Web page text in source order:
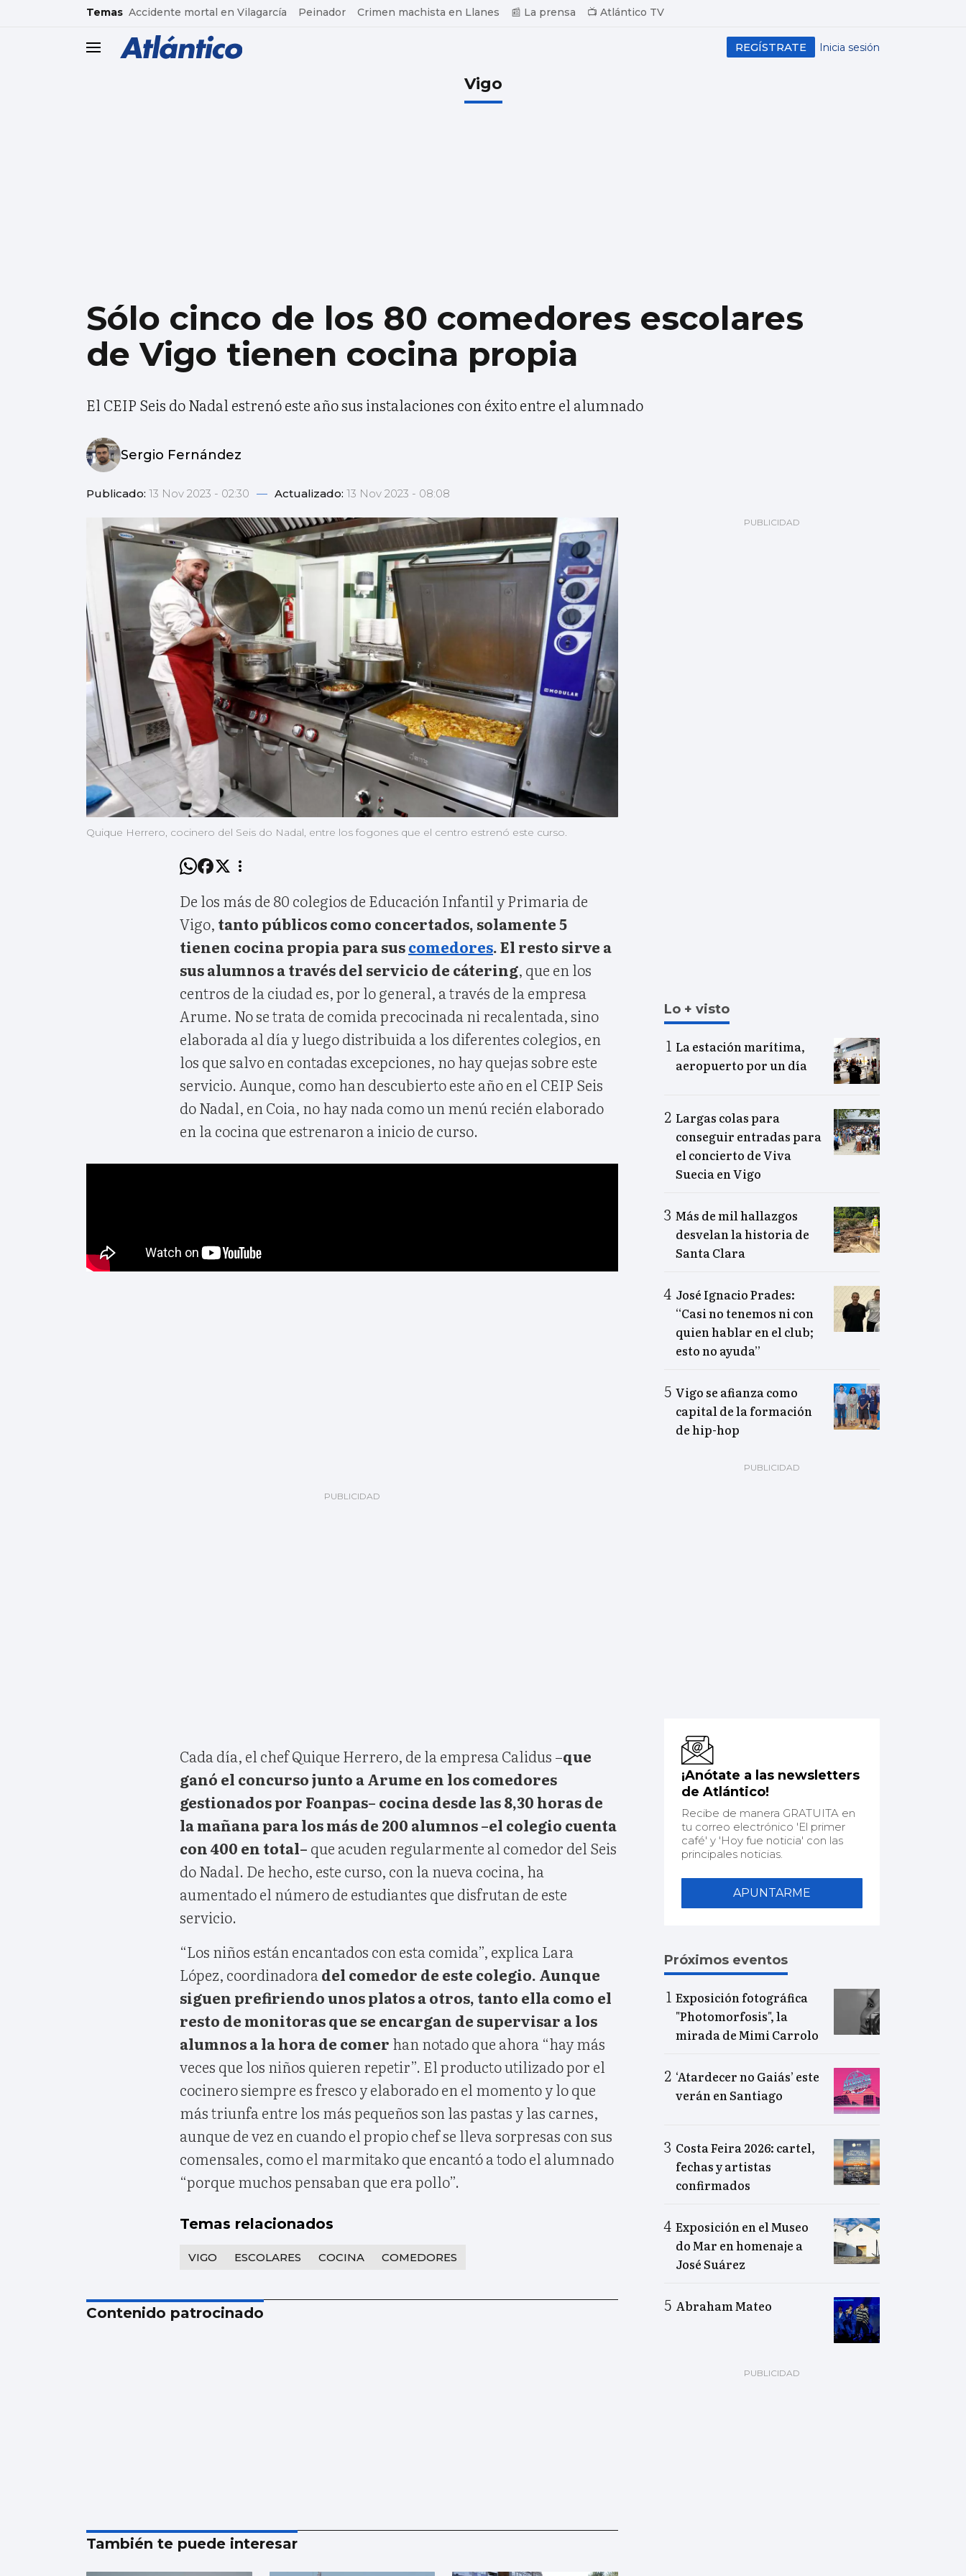
common.go-to-content
Temas Accidente mortal en Vilagarcía Peinador Crimen machista en Llanes 📰 La prensa 📺 Atlántico TV
header.menu.open Inicia sesión
REGÍSTRATE
Vigo
Sólo cinco de los 80 comedores escolares
de Vigo tienen cocina propia
El CEIP Seis do Nadal estrenó este año sus instalaciones con éxito entre el alumnado
Sergio Fernández
Publicado: 13 Nov 2023 - 02:30 — Actualizado: 13 Nov 2023 - 08:08
Quique Herrero, cocinero del Seis do Nadal, entre los fogones que el centro estrenó este curso.
De los más de 80 colegios de Educación Infantil y Primaria de
Vigo, tanto públicos como concertados, solamente 5
tienen cocina propia para suscomedores. El resto sirve a
sus alumnos a través del servicio de cátering, que en los
centros de la ciudad es, por lo general, a través de la empresa
Arume. No se trata de comida precocinada ni recalentada, sino
elaborada al día y luego distribuida a los diferentes colegios, en
los que salvo en contadas excepciones, no hay quejas sobre este
servicio. Aunque, como han descubierto este año en el CEIP Seis
do Nadal, en Coia, no hay nada como un menú recién elaborado
en la cocina que estrenaron a inicio de curso.
Cada día, el chef Quique Herrero, de la empresa Calidus –que
ganó el concurso junto a Arume en los comedores
gestionados por Foanpas– cocina desde las 8,30 horas de
la mañana para los más de 200 alumnos –el colegio cuenta
con 400 en total– que acuden regularmente al comedor del Seis
do Nadal. De hecho, este curso, con la nueva cocina, ha
aumentado el número de estudiantes que disfrutan de este
servicio.
“Los niños están encantados con esta comida”, explica Lara
López, coordinadora del comedor de este colegio. Aunque
siguen prefiriendo unos platos a otros, tanto ella como el
resto de monitoras que se encargan de supervisar a los
alumnos a la hora de comer han notado que ahora “hay más
veces que los niños quieren repetir”. El producto utilizado por el
cocinero siempre es fresco y elaborado en el momento y lo que
más triunfa entre los más pequeños son las pastas y las carnes,
aunque de vez en cuando el propio chef se lleva sorpresas con sus
comensales, como el marmitako que encantó a todo el alumnado
“porque muchos pensaban que era pollo”.
Temas relacionados
VIGO ESCOLARES COCINA COMEDORES
Contenido patrocinado
También te puede interesar
Lo + visto
La estación marítima,
aeropuerto por un día
Largas colas para
conseguir entradas para
el concierto de Viva
Suecia en Vigo
Más de mil hallazgos
desvelan la historia de
Santa Clara
José Ignacio Prades:
“Casi no tenemos ni con
quien hablar en el club;
esto no ayuda”
Vigo se afianza como
capital de la formación
de hip-hop
¡Anótate a las newsletters
de Atlántico!
Recibe de manera GRATUITA en
tu correo electrónico 'El primer
café' y 'Hoy fue noticia' con las
principales noticias.
APUNTARME
Próximos eventos
Exposición fotográfica
"Photomorfosis", la
mirada de Mimi Carrolo
‘Atardecer no Gaiás’ este
verán en Santiago
Costa Feira 2026: cartel,
fechas y artistas
confirmados
Exposición en el Museo
do Mar en homenaje a
José Suárez
Abraham Mateo